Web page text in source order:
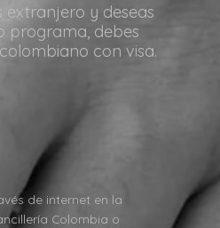
extranjero y deseas
programa, debes
con visa.
de internet en la
Colombia o